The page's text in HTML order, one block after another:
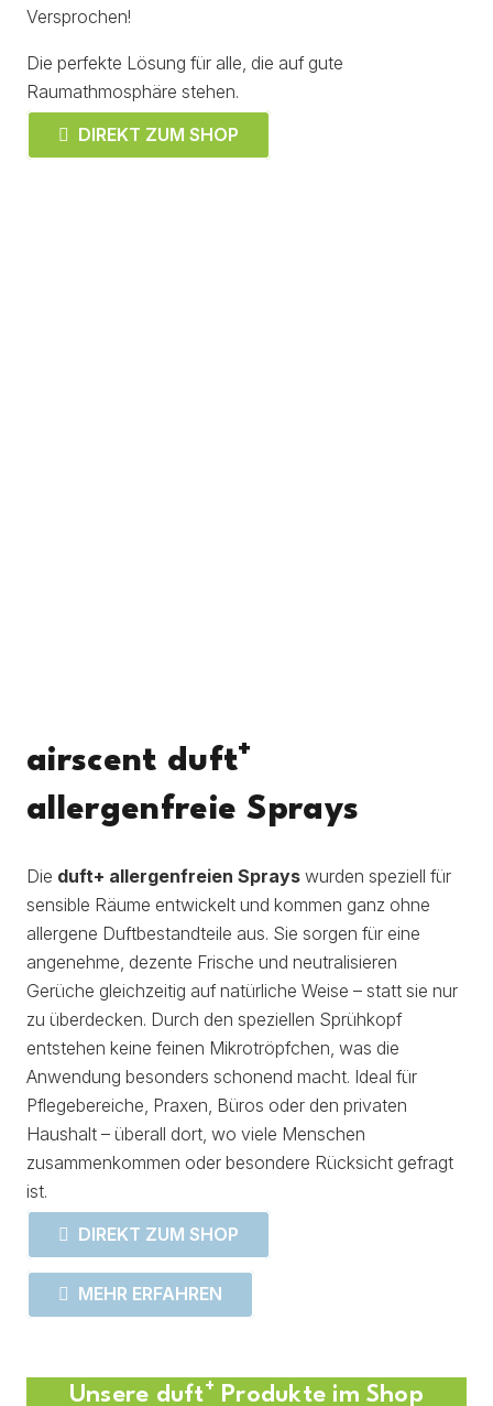
Versprochen!
Die perfekte Lösung für alle, die auf gute
Raumathmosphäre stehen.
DIREKT ZUM SHOP
airscent duft+
allergenfreie Sprays
Die duft+ allergenfreien Sprays wurden speziell für
sensible Räume entwickelt und kommen ganz ohne
allergene Duftbestandteile aus. Sie sorgen für eine
angenehme, dezente Frische und neutralisieren
Gerüche gleichzeitig auf natürliche Weise – statt sie nur
zu überdecken. Durch den speziellen Sprühkopf
entstehen keine feinen Mikrotröpfchen, was die
Anwendung besonders schonend macht. Ideal für
Pflegebereiche, Praxen, Büros oder den privaten
Haushalt – überall dort, wo viele Menschen
zusammenkommen oder besondere Rücksicht gefragt
ist.
DIREKT ZUM SHOP
MEHR ERFAHREN
Unsere duft+ Produkte im Shop